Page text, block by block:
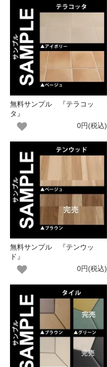
無料サンプル 『テラコッ
タ』
0円(税込)
無料サンプル 『テンウッ
ド』
0円(税込)